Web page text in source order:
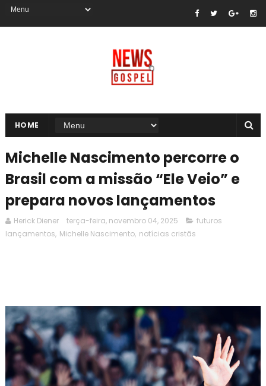
HOME
Michelle Nascimento percorre o
Brasil com a missão “Ele Veio” e
prepara novos lançamentos
Herick Diener terça-feira, novembro 04, 2025
futuros
lançamentos, Michelle Nascimento, notícias cristãs